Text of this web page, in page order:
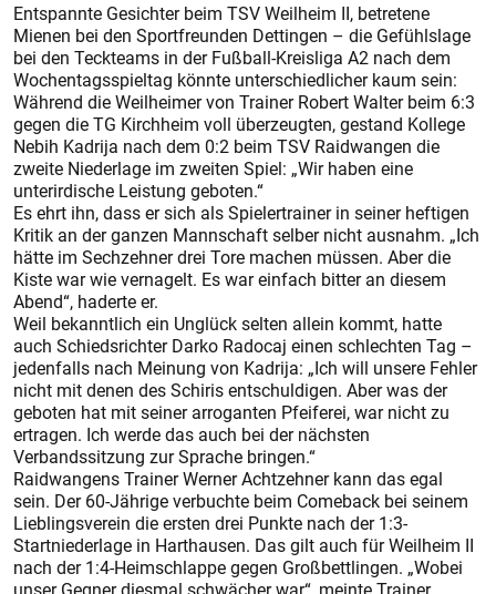
Entspannte Gesichter beim TSV Weilheim II, betretene
Mienen bei den Sportfreunden Dettingen – die Gefühlslage
bei den Teckteams in der Fußball-Kreisliga A2 nach dem
Wochentagsspieltag könnte unterschiedlicher kaum sein:
Während die Weilheimer von Trainer Robert Walter beim 6:3
gegen die TG Kirchheim voll überzeugten, gestand Kollege
Nebih Kadrija nach dem 0:2 beim TSV Raidwangen die
zweite Niederlage im zweiten Spiel: „Wir haben eine
unterirdische Leistung geboten.“
Es ehrt ihn, dass er sich als Spielertrainer in seiner heftigen
Kritik an der ganzen Mannschaft selber nicht ausnahm. „Ich
hätte im Sechzehner drei Tore machen müssen. Aber die
Kiste war wie vernagelt. Es war einfach bitter an diesem
Abend“, haderte er.
Weil bekanntlich ein Unglück selten allein kommt, hatte
auch Schiedsrichter Darko Radocaj einen schlechten Tag –
jedenfalls nach Meinung von Kadrija: „Ich will unsere Fehler
nicht mit denen des Schiris entschuldigen. Aber was der
geboten hat mit seiner arroganten Pfeiferei, war nicht zu
ertragen. Ich werde das auch bei der nächsten
Verbandssitzung zur Sprache bringen.“
Raidwangens Trainer Werner Achtzehner kann das egal
sein. Der 60-Jährige verbuchte beim Comeback bei seinem
Lieblingsverein die ersten drei Punkte nach der 1:3-
Startniederlage in Harthausen. Das gilt auch für Weilheim II
nach der 1:4-Heimschlappe gegen Großbettlingen. „Wobei